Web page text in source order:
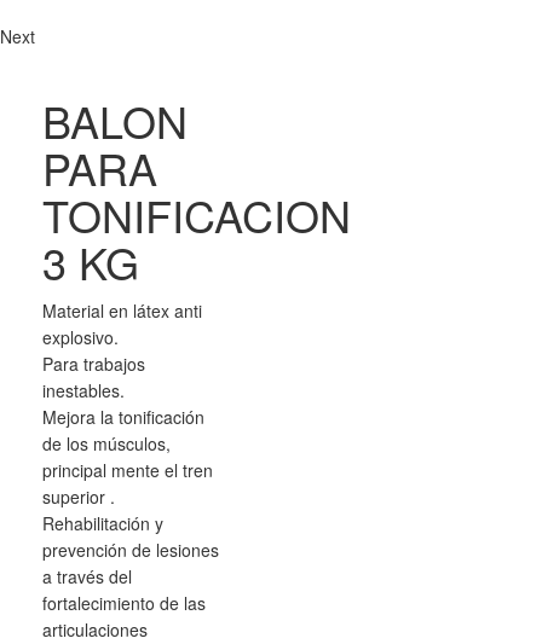
Next
BALON
PARA
TONIFICACION
3 KG
Material en látex anti
explosivo.
Para trabajos
inestables.
Mejora la tonificación
de los músculos,
principal mente el tren
superior .
Rehabilitación y
prevención de lesiones
a través del
fortalecimiento de las
articulaciones